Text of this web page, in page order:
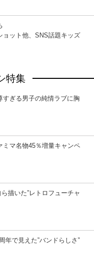
ョット他、SNS話題キッズ
特集
すぎる男子の純情ラブに胸
ミマ名物45％増量キャンペ
描いた”レトロフューチャ
年で見えた”バンドらしさ”